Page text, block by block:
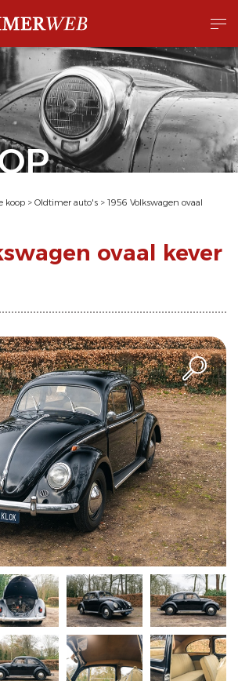
koop > Oldtimer auto's > 1956 Volkswagen ovaal
ovaal kever